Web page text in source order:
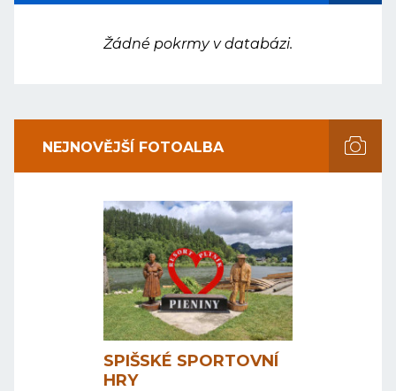
Žádné pokrmy v databázi.
NEJNOVĚJŠÍ FOTOALBA
SPIŠSKÉ SPORTOVNÍ
HRY